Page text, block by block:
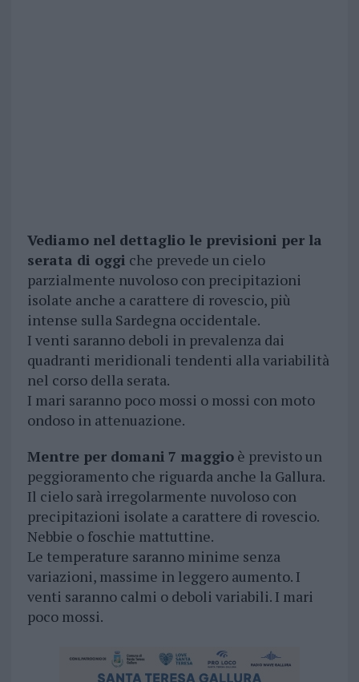
Vediamo nel dettaglio le previsioni per la
serata di oggi che prevede un cielo
parzialmente nuvoloso con precipitazioni
isolate anche a carattere di rovescio, più
intense sulla Sardegna occidentale.
I venti saranno deboli in prevalenza dai
quadranti meridionali tendenti alla variabilità
nel corso della serata.
I mari saranno poco mossi o mossi con moto
ondoso in attenuazione.
Mentre per domani 7 maggioè previsto un
peggioramento che riguarda anche la Gallura.
Il cielo sarà irregolarmente nuvoloso con
precipitazioni isolate a carattere di rovescio.
Nebbie o foschie mattuttine.
Le temperature saranno minime senza
variazioni, massime in leggero aumento. I
venti saranno calmi o deboli variabili. I mari
poco mossi.